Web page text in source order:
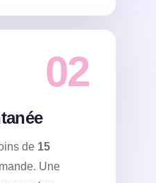
02
de 15
Une